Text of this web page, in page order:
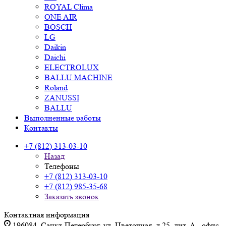
ROYAL Clima
ONE AIR
BOSCH
LG
Daikin
Daichi
ELECTROLUX
BALLU MACHINE
Roland
ZANUSSI
BALLU
Выполненные работы
Контакты
+7 (812) 313-03-10
Назад
Телефоны
+7 (812) 313-03-10
+7 (812) 985-35-68
Заказать звонок
Контактная информация